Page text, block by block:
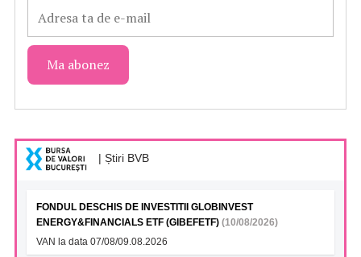
| Știri BVB
FONDUL DESCHIS DE INVESTITII GLOBINVEST
ENERGY&FINANCIALS ETF (GIBEFETF) (10/08/2026)
VAN la data 07/08/09.08.2026